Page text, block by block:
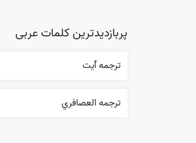
پربازدیدترین کلمات عربی
ترجمه ٱیت
ترجمه العصافري